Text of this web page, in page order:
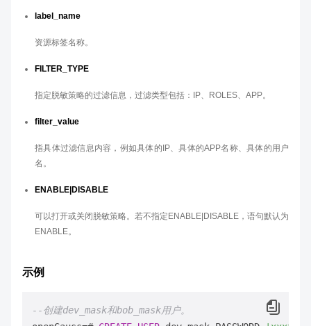
label_name
资源标签名称。
FILTER_TYPE
指定脱敏策略的过滤信息，过滤类型包括：IP、ROLES、APP。
filter_value
指具体过滤信息内容，例如具体的IP、具体的APP名称、具体的用户
名。
ENABLE|DISABLE
可以打开或关闭脱敏策略。若不指定ENABLE|DISABLE，语句默认为
ENABLE。
示例
--创建dev_mask和bob_mask用户。